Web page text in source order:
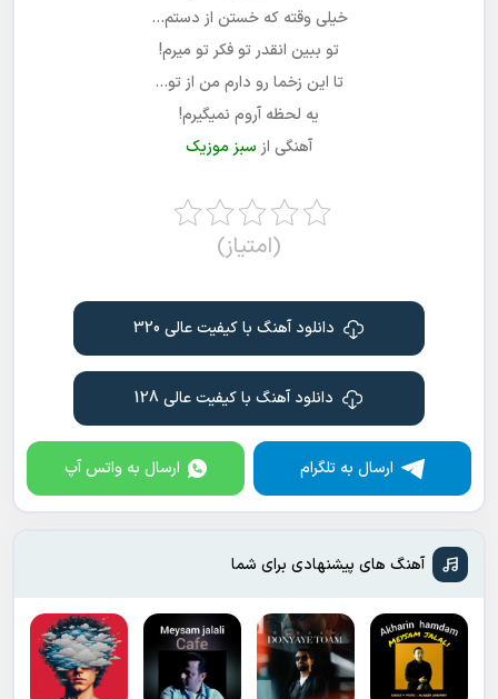
خیلی وقته که خستن از دستم…
تو ببین انقدر تو فکر تو میرم!
تا این زخما رو دارم من از تو…
یه لحظه آروم نمیگیرم!
آهنگی از سبز موزیک
(امتیاز)
دانلود آهنگ با کیفیت عالی 320
دانلود آهنگ با کیفیت عالی 128
ارسال به تلگرام ارسال به واتس آپ
آهنگ های پیشنهادی برای شما